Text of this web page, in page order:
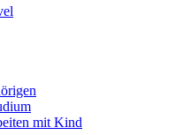
mit Kind